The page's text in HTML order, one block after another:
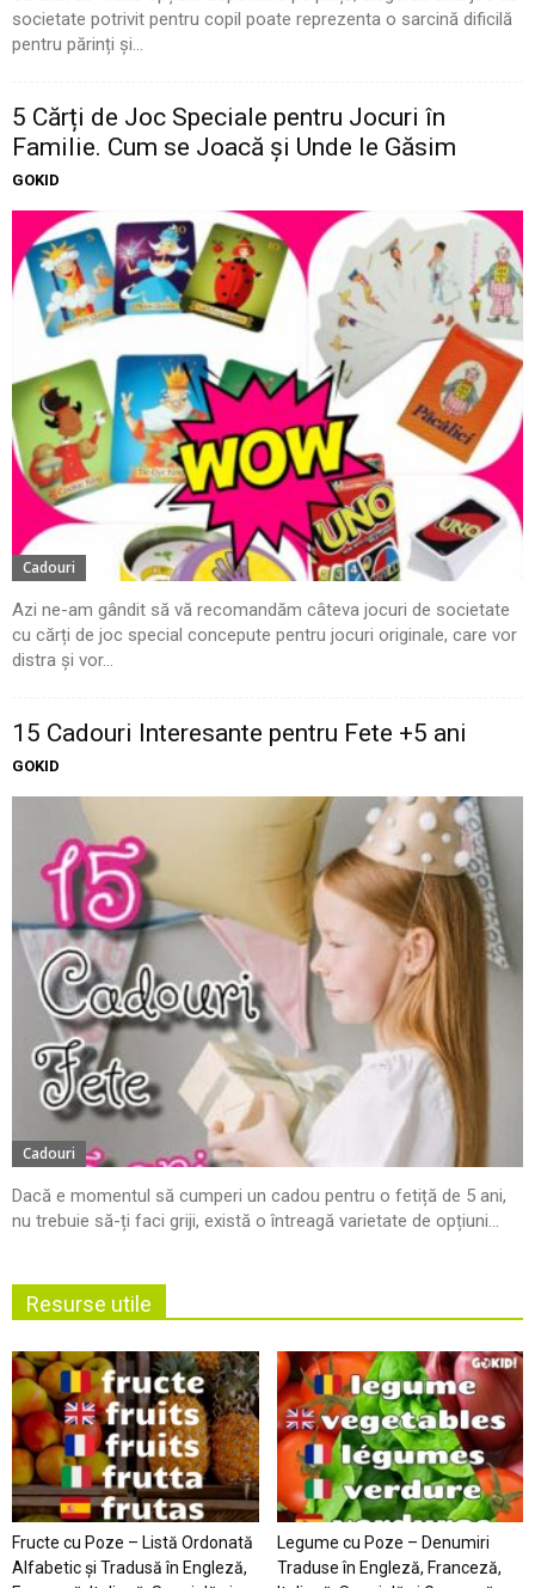
societate potrivit pentru copil poate reprezenta o sarcină dificilă
pentru părinți și...
5 Cărți de Joc Speciale pentru Jocuri în
Familie. Cum se Joacă și Unde le Găsim
GOKID
Cadouri
Azi ne-am gândit să vă recomandăm câteva jocuri de societate
cu cărți de joc special concepute pentru jocuri originale, care vor
distra și vor...
15 Cadouri Interesante pentru Fete +5 ani
GOKID
Cadouri
Dacă e momentul să cumperi un cadou pentru o fetiță de 5 ani,
nu trebuie să-ți faci griji, există o întreagă varietate de opțiuni...
Resurse utile
Fructe cu Poze – Listă Ordonată
Alfabetic şi Tradusă în Engleză,
Legume cu Poze – Denumiri
Traduse în Engleză, Franceză,